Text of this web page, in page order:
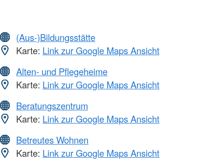
(Aus-)Bildungsstätte
Karte: Link zur Google Maps Ansicht
Alten- und Pflegeheime
Karte: Link zur Google Maps Ansicht
Beratungszentrum
Karte: Link zur Google Maps Ansicht
Betreutes Wohnen
Karte: Link zur Google Maps Ansicht